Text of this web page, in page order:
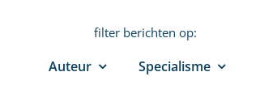
filter berichten op:
Auteur Specialisme